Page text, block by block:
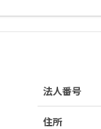
法人番号
住所